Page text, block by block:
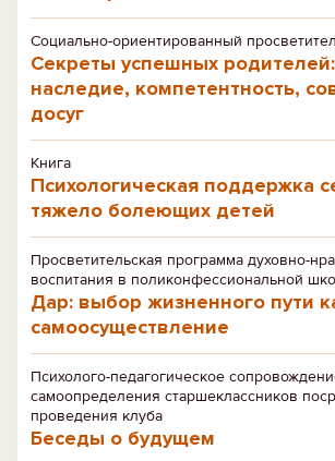
Социально-ориентированный
Секреты успешных
наследие, компетентность,
досуг
Книга
Психологическая поддержка
тяжело болеющих детей
Просветительская программа духовно-
воспитания в поликонфессиональной
Дар: выбор жизненного пути
самоосуществление
Психолого-педагогическое
самоопределения старшеклассников
проведения клуба
Беседы о будущем